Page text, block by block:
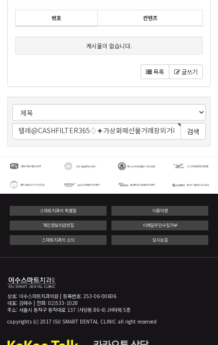
번호 컨텐츠
게시물이 없습니다.
목록 글쓰기
검색
스마트치과의 특별함 이용약관
개인정보취급방침 이메일무단수집거부
스마트치과의 소식 오시는길
상호: 이수스마트치과의원 | 등록번호: 253-06-00606
대표: 김태수 | 전화: 02)533-1028
주소: 서울시 동작구 동작대로 137 (사당동 86-6) JH타워 5층
copyrights (c) 2017 ISU SMART DENTAL CLINIC all right reserved